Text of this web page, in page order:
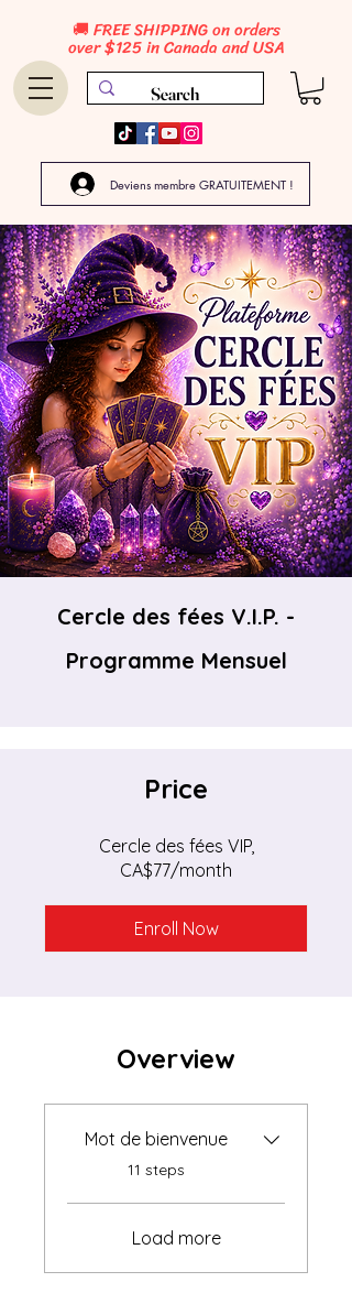
🚚 FREE SHIPPING on orders
over $125 in Canada and USA
Deviens membre GRATUITEMENT !
Cercle des fées V.I.P. -
Programme Mensuel
Overview
Mot de bienvenue
.
11 steps
Load more
Price
Cercle des fées VIP,
CA$77/month
Enroll Now